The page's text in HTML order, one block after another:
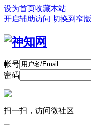
设为首页收藏本站
开启辅助访问 切换到窄版
帐号
密码
扫一扫，访问微社区